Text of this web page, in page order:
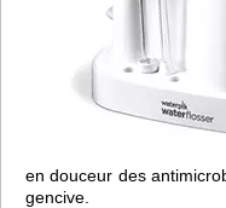
en douceur des
gencive.